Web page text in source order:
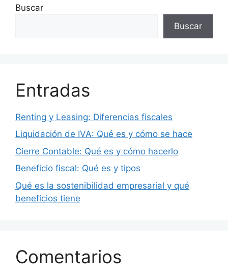
Buscar
Buscar
Entradas
Renting y Leasing: Diferencias fiscales
Liquidación de IVA: Qué es y cómo se hace
Cierre Contable: Qué es y cómo hacerlo
Beneficio fiscal: Qué es y tipos
Qué es la sostenibilidad empresarial y qué
beneficios tiene
Comentarios